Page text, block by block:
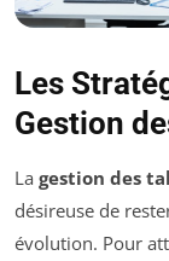
Les
Gestion
La gestion des
désireuse de
évolution. Pour